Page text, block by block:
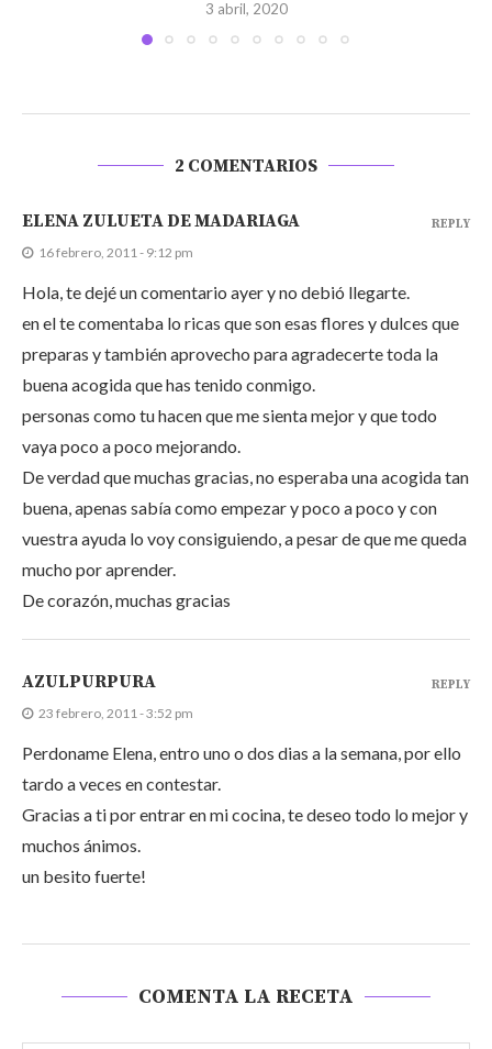
3 abril, 2020
2 COMENTARIOS
ELENA ZULUETA DE MADARIAGA
16 febrero, 2011 - 9:12 pm
Hola, te dejé un comentario ayer y no debió llegarte.
en el te comentaba lo ricas que son esas flores y dulces que
preparas y también aprovecho para agradecerte toda la
buena acogida que has tenido conmigo.
personas como tu hacen que me sienta mejor y que todo
vaya poco a poco mejorando.
De verdad que muchas gracias, no esperaba una acogida tan
buena, apenas sabía como empezar y poco a poco y con
vuestra ayuda lo voy consiguiendo, a pesar de que me queda
mucho por aprender.
De corazón, muchas gracias
REPLY
AZULPURPURA
23 febrero, 2011 - 3:52 pm
Perdoname Elena, entro uno o dos dias a la semana, por ello
tardo a veces en contestar.
Gracias a ti por entrar en mi cocina, te deseo todo lo mejor y
muchos ánimos.
un besito fuerte!
REPLY
COMENTA LA RECETA